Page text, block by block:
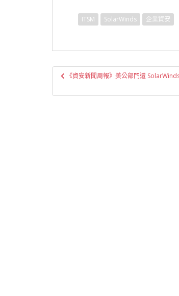
ITSM SolarWinds 企業資安
文
導
《資安新聞周報》美公部門遭